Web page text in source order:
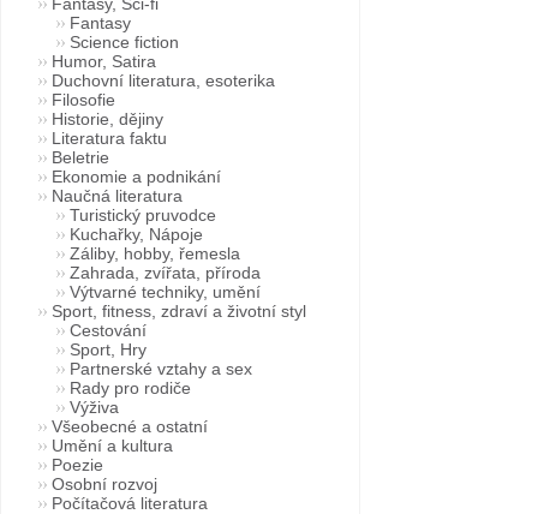
Fantasy
Science fiction
Humor, Satira
Duchovní literatura, esoterika
Filosofie
Historie, dějiny
Literatura faktu
Beletrie
Ekonomie a podnikání
Naučná literatura
Turistický pruvodce
Kuchařky, Nápoje
Záliby, hobby, řemesla
Zahrada, zvířata, příroda
Výtvarné techniky, umění
Sport, fitness, zdraví a životní styl
Cestování
Sport, Hry
Partnerské vztahy a sex
Rady pro rodiče
Výživa
Všeobecné a ostatní
Umění a kultura
Poezie
Osobní rozvoj
Počítačová literatura